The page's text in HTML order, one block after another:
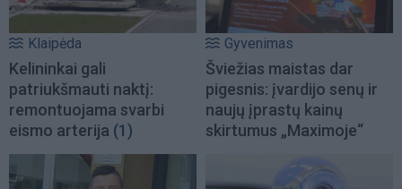
Klaipėda
Kelininkai gali
patriukšmauti naktį:
remontuojama svarbi
eismo arterija (1)
Gyvenimas
Šviežias maistas dar
pigesnis: įvardijo senų ir
naujų įprastų kainų
skirtumus „Maximoje“